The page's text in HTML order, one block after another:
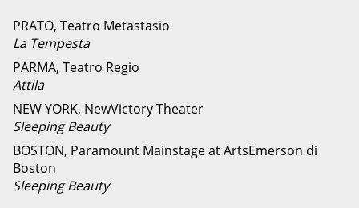
PRATO, Teatro Metastasio
La Tempesta
PARMA, Teatro Regio
Attila
NEW YORK, NewVictory Theater
Sleeping Beauty
BOSTON, Paramount Mainstage at ArtsEmerson di
Boston
Sleeping Beauty